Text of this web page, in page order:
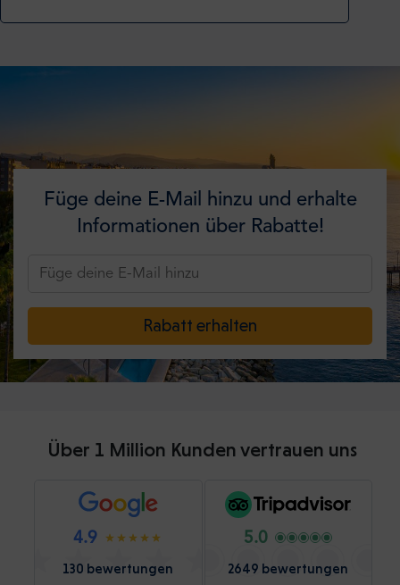
Füge deine E-Mail hinzu und erhalte
Informationen über Rabatte!
Rabatt erhalten
Über 1 Million Kunden vertrauen uns
4.9
130 bewertungen
5.0
2649 bewertungen